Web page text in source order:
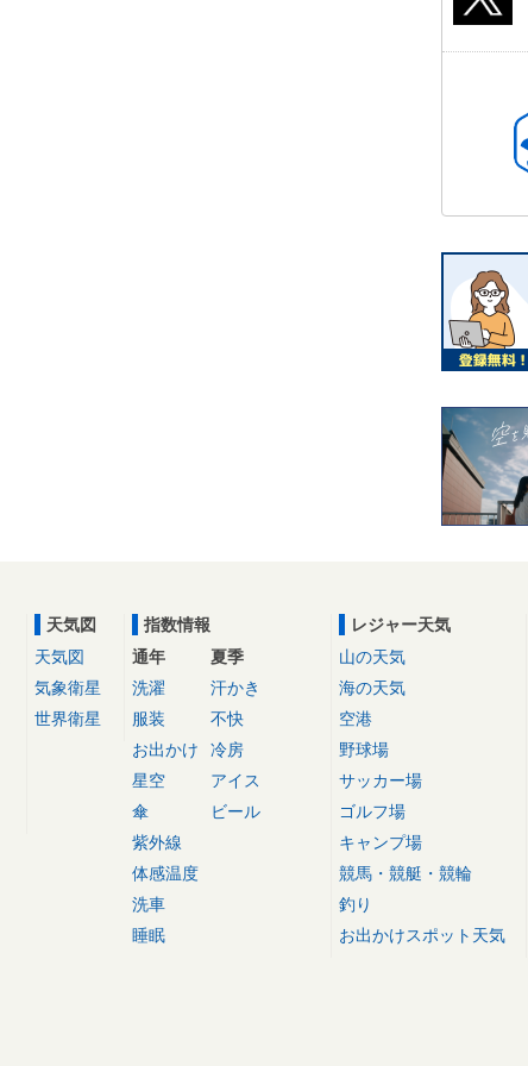
天気図
天気図
気象衛星
世界衛星
指数情報
通年
洗濯
服装
お出かけ
星空
傘
紫外線
体感温度
洗車
睡眠
夏季
汗かき
不快
冷房
アイス
ビール
レジャー天気
山の天気
海の天気
空港
野球場
サッカー場
ゴルフ場
キャンプ場
競馬・競艇・競輪
釣り
お出かけスポット天気